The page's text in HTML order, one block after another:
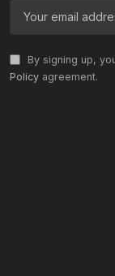
By signing up,
Policy agreement.